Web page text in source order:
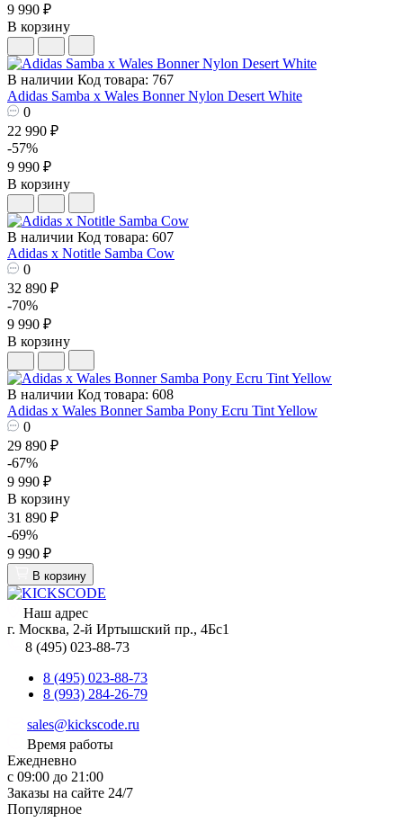
9 990 ₽
В корзину
В наличии Код товара: 767
Adidas Samba x Wales Bonner Nylon Desert White
0
22 990 ₽
-57%
9 990 ₽
В корзину
В наличии Код товара: 607
Adidas x Notitle Samba Cow
0
32 890 ₽
-70%
9 990 ₽
В корзину
В наличии Код товара: 608
Adidas x Wales Bonner Samba Pony Ecru Tint Yellow
0
29 890 ₽
-67%
9 990 ₽
В корзину
31 890 ₽
-69%
9 990 ₽
В корзину
Наш адрес
г. Москва, 2-й Иртышский пр., 4Бс1
8 (495) 023-88-73
8 (495) 023-88-73
8 (993) 284-26-79
sales@kickscode.ru
Время работы
Ежедневно
с 09:00 до 21:00
Заказы на сайте 24/7
Популярное